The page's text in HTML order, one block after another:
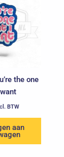
the one
BTW
aan